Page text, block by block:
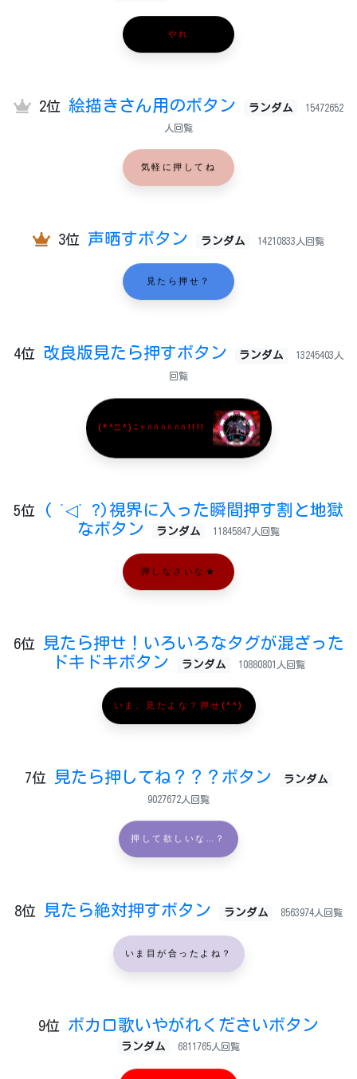
やれ
2位 絵描きさん用のボタン ランダム 15472652
人回覧
気軽に押してね
3位 声晒すボタン ランダム 14210833人回覧
見たら押せ？
4位 改良版見たら押すボタン ランダム 13245403人
回覧
(*^□^)ﾆｬﾊﾊﾊﾊﾊﾊ!!!!
5位
( ˙◁˙ ?)視界に入った瞬間押す割と地獄
なボタン
ランダム 11845847人回覧
押しなさいな★
6位
見たら押せ！いろいろなタグが混ざった
ドキドキボタン
ランダム 10880801人回覧
いま、見たよな？押せ(^^)
7位 見たら押してね？？？ボタン ランダム
9027672人回覧
押して欲しいな…？
8位 見たら絶対押すボタン ランダム 8563974人回覧
いま目が合ったよね？
9位 ボカロ歌いやがれくださいボタン
ランダム 6811765人回覧